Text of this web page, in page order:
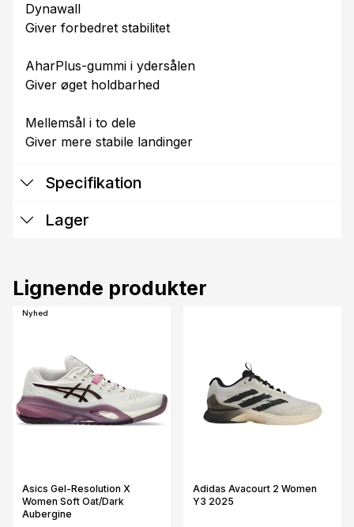
Dynawall
Giver forbedret stabilitet
AharPlus-gummi i ydersålen
Giver øget holdbarhed
Mellemsål i to dele
Giver mere stabile landinger
Specifikation
Lager
Lignende produkter
Nyhed
Asics Gel-Resolution X
Women Soft Oat/Dark
Aubergine
Adidas Avacourt 2 Women
Y3 2025